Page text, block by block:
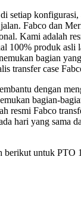
setiap
Fabco dan
Kami adalah
100% produk asli
bagian
transfer case
dengan
bagian-
resmi Fabco
hari yang sama
berikut untuk PTO